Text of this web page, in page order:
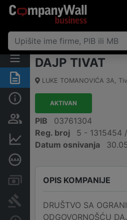
Sažetak
Osobe i vlasništvo
Finansijski podaci
Računi i blokade
Arhiva sudskih objava
DAJP TIVAT
LUKE TOMANOVIĆA 3A,
AKTIVAN
PIB
03761304
Reg. broj
5 - 1315454
Datum osnivanja
OPIS KOMPANIJE
DRUŠTVO SA
ODGOVORNOŠĆU